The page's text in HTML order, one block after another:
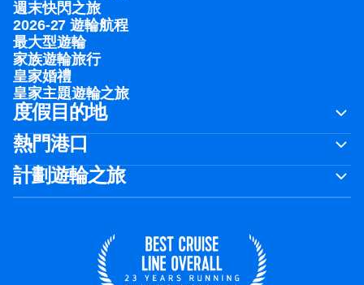
週末快閃之旅
2026-27 遊輪航程
最大型遊輪
家族遊輪旅行
皇家婚禮
皇家主題遊輪之旅
度假目的地
熱門港口
計劃遊輪之旅